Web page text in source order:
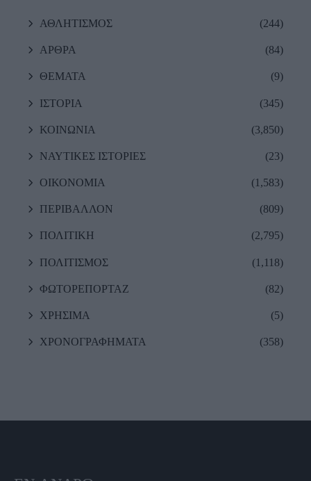
ΑΘΛΗΤΙΣΜΟΣ (244)
ΑΡΘΡΑ (84)
ΘΕΜΑΤΑ (9)
ΙΣΤΟΡΙΑ (345)
ΚΟΙΝΩΝΙΑ (3,850)
ΝΑΥΤΙΚΕΣ ΙΣΤΟΡΙΕΣ (23)
ΟΙΚΟΝΟΜΙΑ (1,583)
ΠΕΡΙΒΑΛΛΟΝ (809)
ΠΟΛΙΤΙΚΗ (2,795)
ΠΟΛΙΤΙΣΜΟΣ (1,118)
ΦΩΤΟΡΕΠΟΡΤΑΖ (82)
ΧΡΗΣΙΜΑ (5)
ΧΡΟΝΟΓΡΑΦΗΜΑΤΑ (358)